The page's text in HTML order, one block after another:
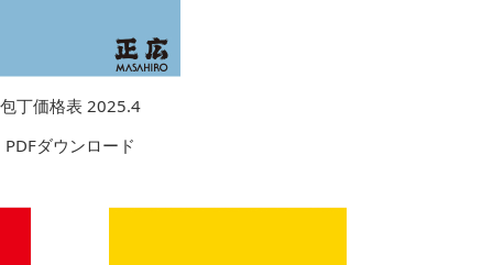
包丁価格表 2025.4
PDFダウンロード